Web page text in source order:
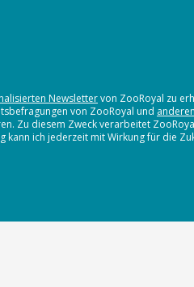
Newslettervon ZooRoyal zu
von ZooRoyal und
Zu diesem Zweck verarbeitet
ich jederzeit mit Wirkung für die